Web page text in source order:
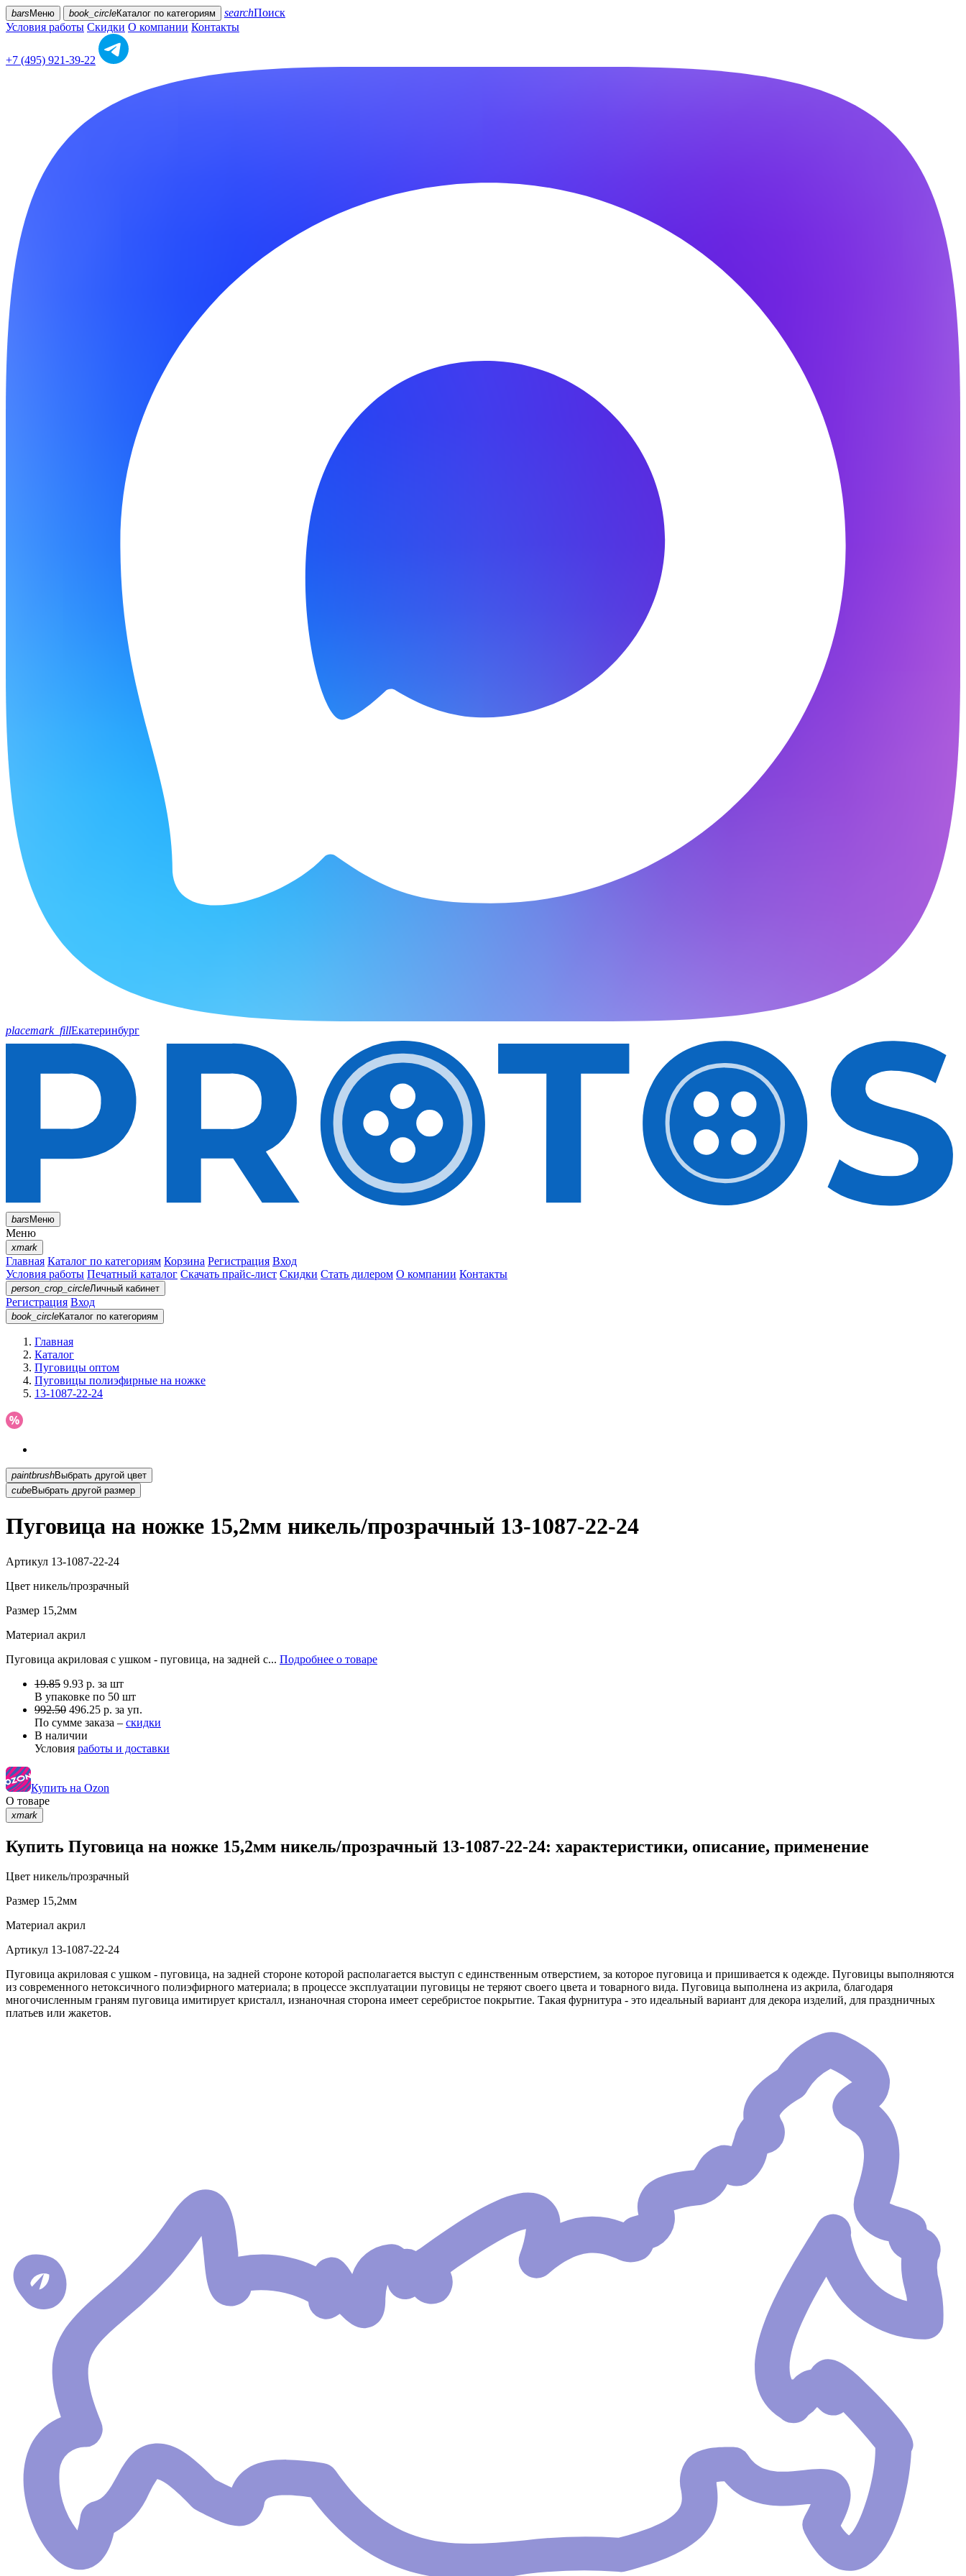
bars Меню book_circleКаталог по категориям searchПоиск
Условия работы Скидки О компании Контакты
+7 (495) 921-39-22
placemark_fillЕкатеринбург
barsМеню
Меню
xmark
Главная Каталог по категориям Корзина Регистрация Вход
Условия работы Печатный каталог Скачать прайс-лист Скидки Стать дилером О компании Контакты
person_crop_circleЛичный кабинет
Регистрация Вход
book_circleКаталог по категориям
Главная
Каталог
Пуговицы оптом
Пуговицы полиэфирные на ножке
13-1087-22-24
paintbrush
Выбрать другой цвет
cubeВыбрать другой размер
Пуговица на ножке 15,2мм никель/прозрачный 13-1087-22-24
Артикул 13-1087-22-24
Цвет никель/прозрачный
Размер 15,2мм
Материал акрил
Пуговица акриловая с ушком - пуговица, на задней с... Подробнее о товаре
19.85 9.93 р. за шт
В упаковке по 50 шт
992.50 496.25 р. за уп.
По сумме заказа – скидки
В наличии
Условия работы и доставки
Купить на Ozon
О товаре
xmark
Купить Пуговица на ножке 15,2мм никель/прозрачный 13-1087-22-24: характеристики, описание, применение
Цвет никель/прозрачный
Размер 15,2мм
Материал акрил
Артикул 13-1087-22-24
Пуговица акриловая с ушком - пуговица, на задней стороне которой располагается выступ с единственным отверстием, за которое пуговица и пришивается к одежде. Пуговицы выполняются
из современного нетоксичного полиэфирного материала; в процессе эксплуатации пуговицы не теряют своего цвета и товарного вида. Пуговица выполнена из акрила, благодаря
многочисленным граням пуговица имитирует кристалл, изнаночная сторона имеет серебристое покрытие. Такая фурнитура - это идеальный вариант для декора изделий, для праздничных
платьев или жакетов.